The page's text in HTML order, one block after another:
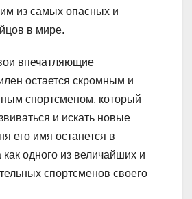
из самых опасных и
в мире.
впечатляющие
остается скромным и
спортсменом, который
и искать новые
его имя останется в
как одного из величайших и
спортсменов своего